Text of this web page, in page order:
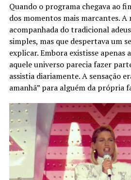
Quando o programa chegava ao
dos momentos mais marcantes. A
acompanhada do tradicional
simples, mas que despertava um
explicar. Embora existisse apenas
aquele universo parecia fazer
assistia diariamente. A sensação
amanhã” para alguém da própria